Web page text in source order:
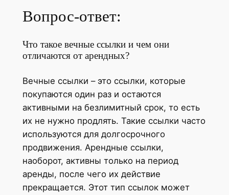
Вопрос-ответ:
Что такое вечные ссылки и чем они
отличаются от арендных?
Вечные ссылки – это ссылки, которые
покупаются один раз и остаются
активными на безлимитный срок, то есть
их не нужно продлять. Такие ссылки часто
используются для долгосрочного
продвижения. Арендные ссылки,
наоборот, активны только на период
аренды, после чего их действие
прекращается. Этот тип ссылок может